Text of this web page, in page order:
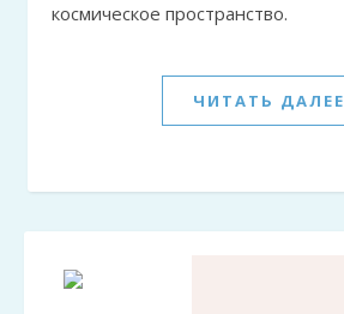
космическое пространство.
ЧИТАТЬ ДАЛЕЕ